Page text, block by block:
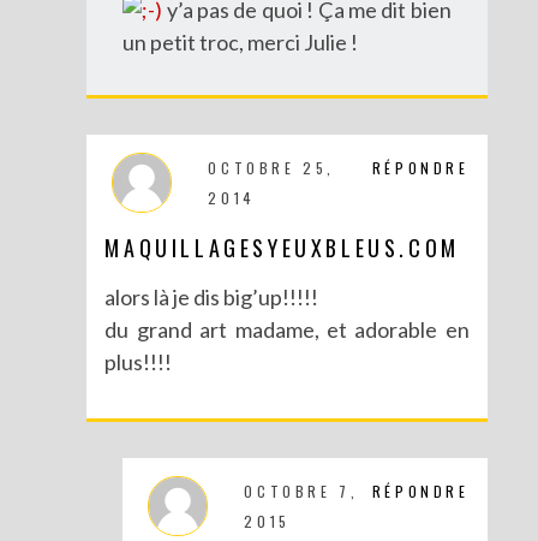
y’a pas de quoi ! Ça me dit bien
un petit troc, merci Julie !
RÉPONDRE
OCTOBRE 25,
2014
MAQUILLAGESYEUXBLEUS.COM
alors là je dis big’up!!!!!
du grand art madame, et adorable en
plus!!!!
RÉPONDRE
OCTOBRE 7,
2015